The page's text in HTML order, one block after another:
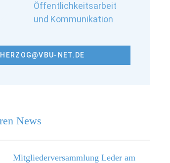
News
Mitgliederversammlung Leder am
Öffentlichkeitsarbeit
und Kommunikation
HERZOG@VBU-NET.DE